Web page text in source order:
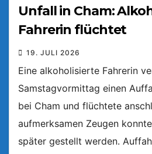
Unfall in Cham:
Fahrerin flüchtet
19. JULI 2026
Eine alkoholisierte Fahrerin
Samstagvormittag einen
bei Cham und flüchtete
aufmerksamen Zeugen
später gestellt werden.